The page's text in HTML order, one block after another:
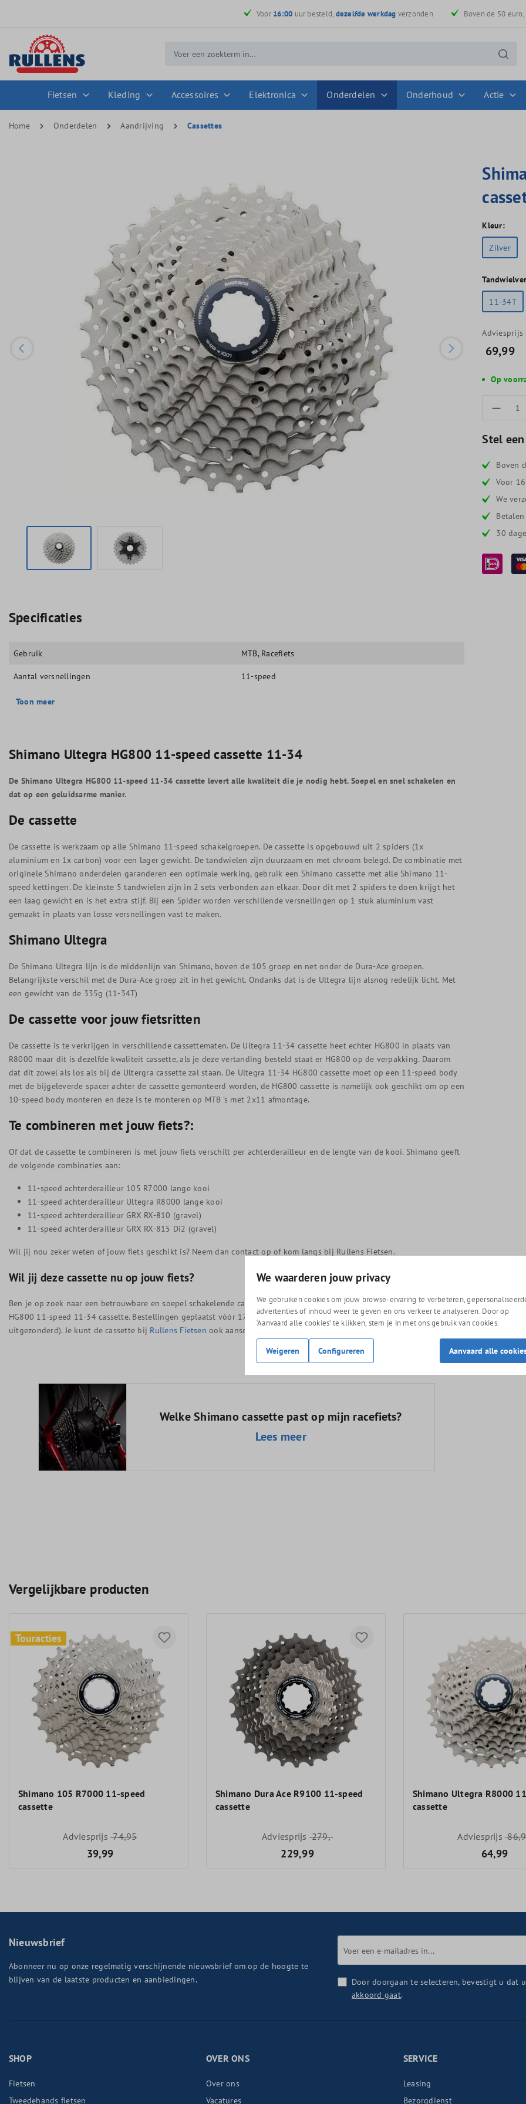
Voor 16:00 uur besteld, dezelfde werkdag verzonden Boven de 50 euro,
Fietsen Kleding Accessoires Elektronica Onderdelen Onderhoud Actie
Home Onderdelen Aandrijving Cassettes
Kleur:
Zilver
11-34T
Adviesprijs
69,99
Op
Stel
Boven
Voor
We
30
Specificaties
Gebruik MTB, Racefiets
Aantal versnellingen 11-speed
Toon meer
Shimano Ultegra HG800 11-speed cassette 11-34
De Shimano Ultegra HG800 11-speed 11-34 cassette levert alle kwaliteit die je nodig hebt. Soepel en snel schakelen en
dat op een geluidsarme manier.
De cassette
De cassette is werkzaam op alle Shimano 11-speed schakelgroepen. De cassette is opgebouwd uit 2 spiders (1x
aluminium en 1x carbon) voor een lager gewicht. De tandwielen zijn duurzaam en met chroom belegd. De combinatie met
originele Shimano onderdelen garanderen een optimale werking, gebruik een Shimano cassette met alle Shimano 11-
speed kettingen. De kleinste 5 tandwielen zijn in 2 sets verbonden aan elkaar. Door dit met 2 spiders te doen krijgt het
een laag gewicht en is het extra stijf. Bij een Spider worden verschillende versnellingen op 1 stuk aluminium vast
gemaakt in plaats van losse versnellingen vast te maken.
Shimano Ultegra
De Shimano Ultegra lijn is de middenlijn van Shimano, boven de 105 groep en net onder de Dura-Ace groepen.
Belangrijkste verschil met de Dura-Ace groep zit in het gewicht. Ondanks dat is de Ultegra lijn alsnog redelijk licht. Met
een gewicht van de 335g (11-34T)
De cassette voor jouw fietsritten
De cassette is te verkrijgen in verschillende cassettematen. De Ultegra 11-34 cassette heet echter HG800 in plaats van
R8000 maar dit is dezelfde kwaliteit cassette, als je deze vertanding besteld staat er HG800 op de verpakking. Daarom
dat dit zowel als los als bij de Ultergra cassette zal staan. De Ultegra 11-34 HG800 cassette moet op een 11-speed body
met de bijgeleverde spacer achter de cassette gemonteerd worden, de HG800 cassette is namelijk ook geschikt om op een
10-speed body monteren en deze is te monteren op MTB 's met 2x11 afmontage.
Te combineren met jouw fiets?:
Of dat de cassette te combineren is met jouw fiets verschilt per achterderailleur en de lengte van de kooi. Shimano geeft
de volgende combinaties aan:
11-speed achterderailleur 105 R7000 lange kooi
11-speed achterderailleur Ultegra R8000 lange kooi
11-speed achterderailleur GRX RX-810 (gravel)
11-speed achterderailleur GRX RX-815 Di2 (gravel)
Wil jij nou zeker weten of jouw fiets geschikt is? Neem dan contact op of kom langs bij Rullens Fietsen.
Wil jij deze cassette nu op jouw fiets?
Ben je op zoek naar een betrouwbare en soepel schakelende cassette voor op jouw fiets? Bestel dan de Shimano Ultegra
HG800 11-speed 11-34 cassette. Bestellingen geplaatst vóór 17.00 uur, gaan dezelfde dag nog op de post (di, za en zo
uitgezonderd). Je kunt de cassette bij Rullens Fietsen ook aanschaffen in de fietsenzaak in Wouw.
Welke Shimano cassette past op mijn racefiets?
Lees meer
Vergelijkbare producten
Touracties
Shimano 105 R7000 11-speed
cassette
Adviesprijs74,95
39,99
Shimano Dura Ace R9100 11-speed
cassette
Adviesprijs279,-
229,99
Shimano Ultegra R8000
cassette
Adviesprijs
64,99
Nieuwsbrief
Abonneer nu op onze regelmatig verschijnende nieuwsbrief om op de hoogte te
blijven van de laatste producten en aanbiedingen.
Door doorgaan te selecteren, bevestigt u dat
akkoord gaat.
SHOP
Fietsen
Tweedehands fietsen
OVER ONS
Over ons
Vacatures
SERVICE
Leasing
Bezorgdienst
We waarderen jouw privacy
We gebruiken cookies om jouw browse-ervaring te verbeteren,
advertenties of inhoud weer te geven en ons verkeer te analyseren. Door op
‘Aanvaard alle cookies’ te klikken, stem je in met ons gebruik van cookies.
Weigeren Configureren Aanvaard alle